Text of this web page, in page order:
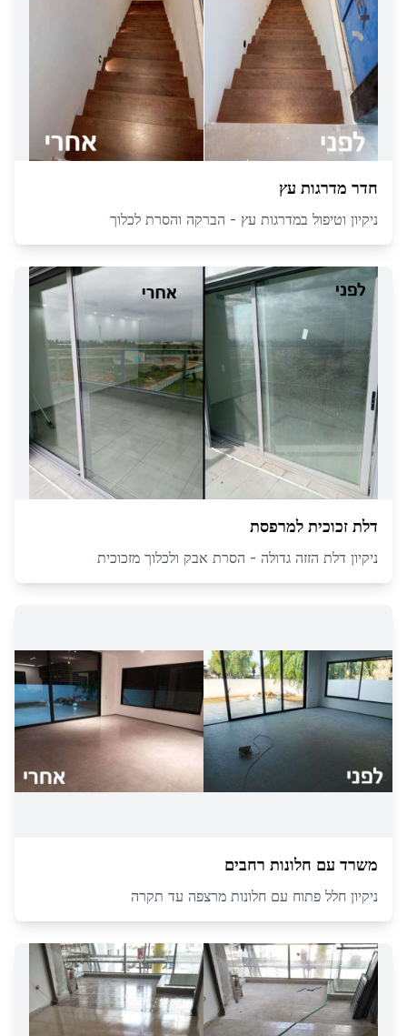
חדר מדרגות עץ
ניקיון וטיפול במדרגות עץ - הברקה והסרת לכלוך
דלת זכוכית למרפסת
ניקיון דלת הזזה גדולה - הסרת אבק ולכלוך מזכוכית
משרד עם חלונות רחבים
ניקיון חלל פתוח עם חלונות מרצפה עד תקרה